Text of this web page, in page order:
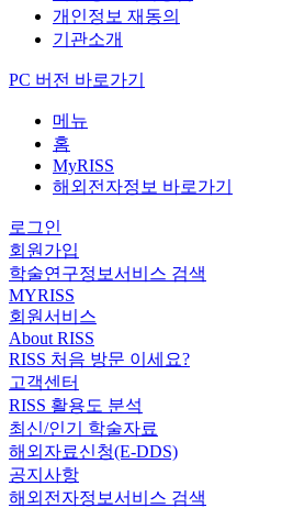
개인정보 재동의
기관소개
PC 버전 바로가기
메뉴
홈
MyRISS
해외전자정보 바로가기
로그인
회원가입
학술연구정보서비스 검색
MYRISS
회원서비스
About RISS
RISS 처음 방문 이세요?
고객센터
RISS 활용도 분석
최신/인기 학술자료
해외자료신청(E-DDS)
공지사항
해외전자정보서비스 검색